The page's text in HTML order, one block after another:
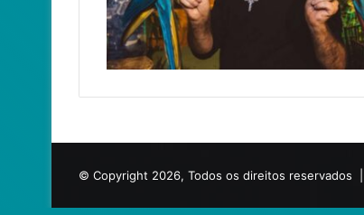
© Copyright 2026, Todos os direitos reservados |